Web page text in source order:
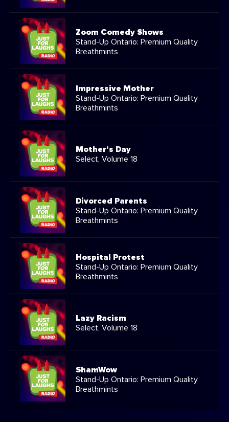
Zoom Comedy Shows
Stand-Up Ontario: Premium Quality
Breathmints
Impressive Mother
Stand-Up Ontario: Premium Quality
Breathmints
Mother's Day
Select, Volume 18
Divorced Parents
Stand-Up Ontario: Premium Quality
Breathmints
Hospital Protest
Stand-Up Ontario: Premium Quality
Breathmints
Lazy Racism
Select, Volume 18
ShamWow
Stand-Up Ontario: Premium Quality
Breathmints